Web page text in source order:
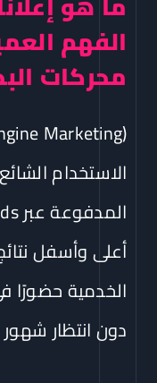
الفهم
محركات
الاستخدام
أعلى وأسفل
الخدمية حضورًا
دون انتظار